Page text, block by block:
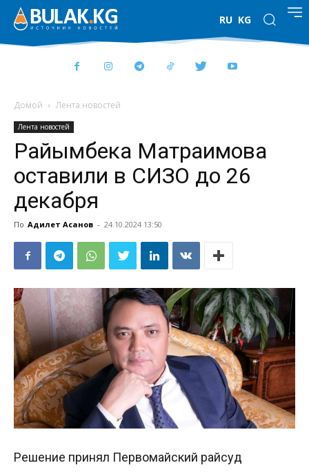
RU KG
Домой Лента новостей
Лента новостей
Райымбека Матраимова
оставили в СИЗО до 26
декабря
По Адилет Асанов - 24.10.2024 13:50
Решение принял Первомайский райсуд